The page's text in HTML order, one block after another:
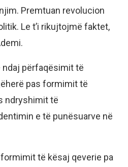
Premtuan revolucion
Le t’i rikujtojmë faktet,
ndaj përfaqësimit të
pas formimit të
ndryshimit të
e të punësuarve në
formimit të kësaj qeverie pa